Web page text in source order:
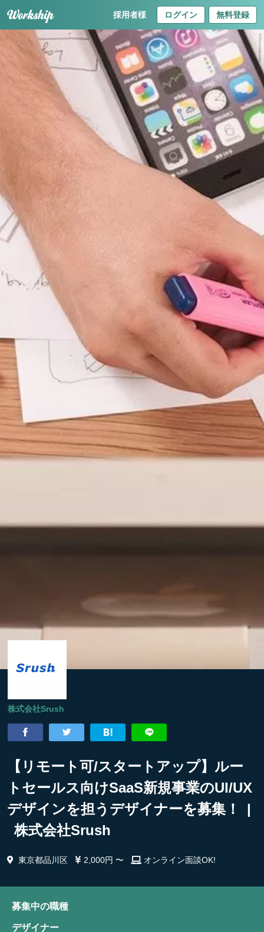
採用者様 ログイン 無料登録
株式会社Srush
【リモート可/スタートアップ】ルー
トセールス向けSaaS新規事業のUI/UX
デザインを担うデザイナーを募集！ |
株式会社Srush
東京都品川区 2,000円 〜 オンライン面談OK!
募集中の職種
デザイナー